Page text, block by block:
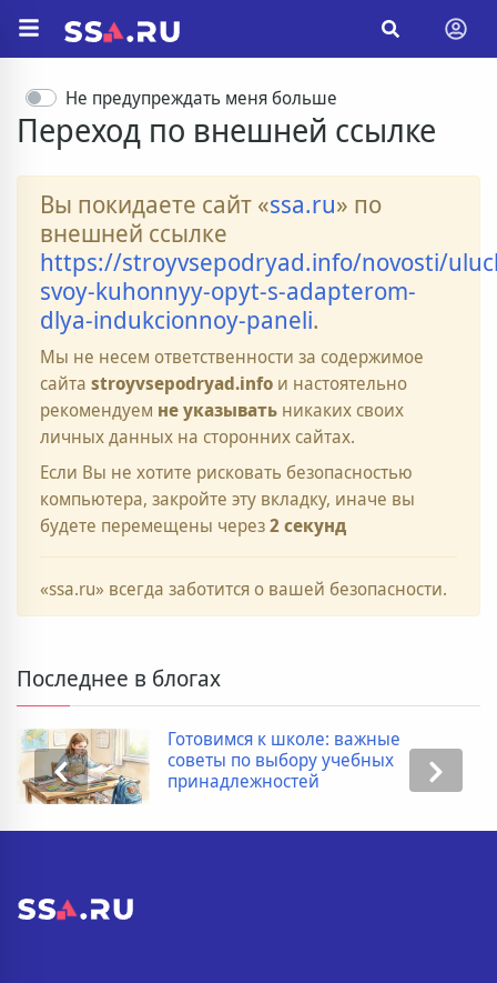
Переход по внешней ссылке
Не предупреждать меня больше
Вы покидаете сайт «ssa.ru» по
внешней ссылке
https://stroyvsepodryad.info/novosti/
svoy-kuhonnyy-opyt-s-adapterom-
dlya-indukcionnoy-paneli.
Мы не несем ответственности за содержимое
сайта stroyvsepodryad.info и настоятельно
рекомендуем не указывать никаких своих
личных данных на сторонних сайтах.
Если Вы не хотите рисковать безопасностью
компьютера, закройте эту вкладку, иначе вы
будете перемещены через2секунд
«ssa.ru» всегда заботится о вашей безопасности.
Последнее в блогах
Готовимся к школе: важные
советы по выбору учебных
принадлежностей